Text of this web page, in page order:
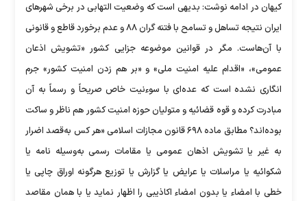
کیهان در ادامه نوشت: بدیهی است که وضعیت التهابی در برخی شهر‌های
ایران نتیجه تساهل و تسامح با فتنه گران ۸۸ و عدم برخورد قاطع و قانونی
با آن‌هاست. مگر در قوانین موضوعه جزایی کشور «تشویش اذعان
عمومی»، «اقدام علیه امنیت ملی» و «بر هم زدن امنیت کشور» جرم
انگاری نشده است که عده‌ای با سوءنیت خاص صریحاً و رسماً به آن
مبادرت کرده و قوه قضائیه و متولیان حوزه امنیت کشور هم ناظر و ساکت
بوده‌اند؟ مطابق ماده ۶۹۸ قانون مجازات اسلامی «هر کس به‌قصد اضرار
به غیر یا تشویش اذهان عمومی یا مقامات رسمی به‌وسیله نامه یا
شکوائیه یا مراسلات یا عرایض یا گزارش یا توزیع هرگونه اوراق چاپی یا
خطی با امضاء یا بدون امضاء اکاذیبی را اظهار نماید یا با همان مقاصد